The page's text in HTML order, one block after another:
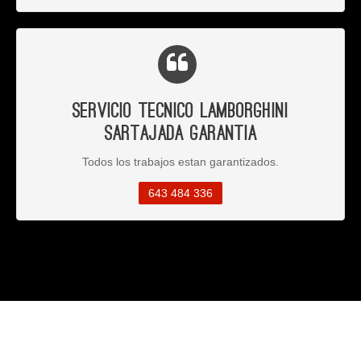
Servicio Tecnico Lamborghini
Sartajada Garantia
Todos los trabajos estan garantizados.
643 484 336